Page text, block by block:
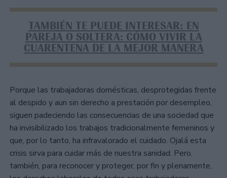
TAMBIÉN TE PUEDE INTERESAR: EN
PAREJA O SOLTERA: CÓMO VIVIR LA
CUARENTENA DE LA MEJOR MANERA
Porque las trabajadoras domésticas, desprotegidas frente
al despido y aun sin derecho a prestación por desempleo,
siguen padeciendo las consecuencias de una sociedad que
ha invisibilizado los trabajos tradicionalmente femeninos y
que, por lo tanto, ha infravalorado el cuidado. Ojalá esta
crisis sirva para cuidar más de nuestra sanidad. Pero,
también, para reconocer y proteger, por fin y plenamente,